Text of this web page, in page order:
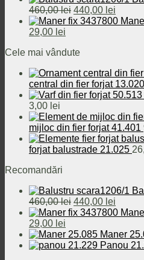
460,00lei Prețul
inițial
460,00 lei.
440,00 lei
curent
Prețul
a
32,00 lei.
29,00 lei
este:
Cele mai vândute
central din fier forjat 13.020
3,00 lei
mijloc din fier forjat 41.401
forjat balustrade 21.025
Recomandări
460,00lei Prețul
inițial
fost:
460,00 lei.
440,00 lei
curent
Prețul
inițial
a
29,00 lei
curent
este:
Maner
Panou